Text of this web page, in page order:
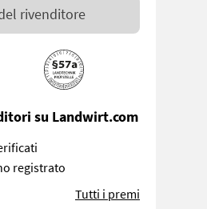
rivenditore
su Landwirt.com
registrato
Tutti i premi